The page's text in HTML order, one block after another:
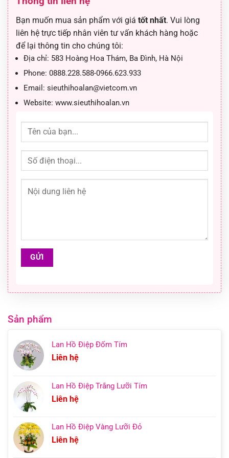
Bạn muốn mua sản phẩm với giá tốt nhất. Vui lòng
liên hệ trực tiếp nhân viên tư vấn khách hàng hoặc
để lại thông tin cho chúng tôi:
Địa chỉ: 583 Hoàng Hoa Thám, Ba Đình, Hà Nội
Phone: 0888.228.588-0966.623.933
Email: sieuthihoalan@vietcom.vn
Website: www.sieuthihoalan.vn
Sản phẩm
Lan Hồ Điệp Đốm Tím
Liên hệ
Lan Hồ Điệp Trắng Lưỡi Tím
Liên hệ
Lan Hồ Điệp Vàng Lưỡi Đỏ
Liên hệ